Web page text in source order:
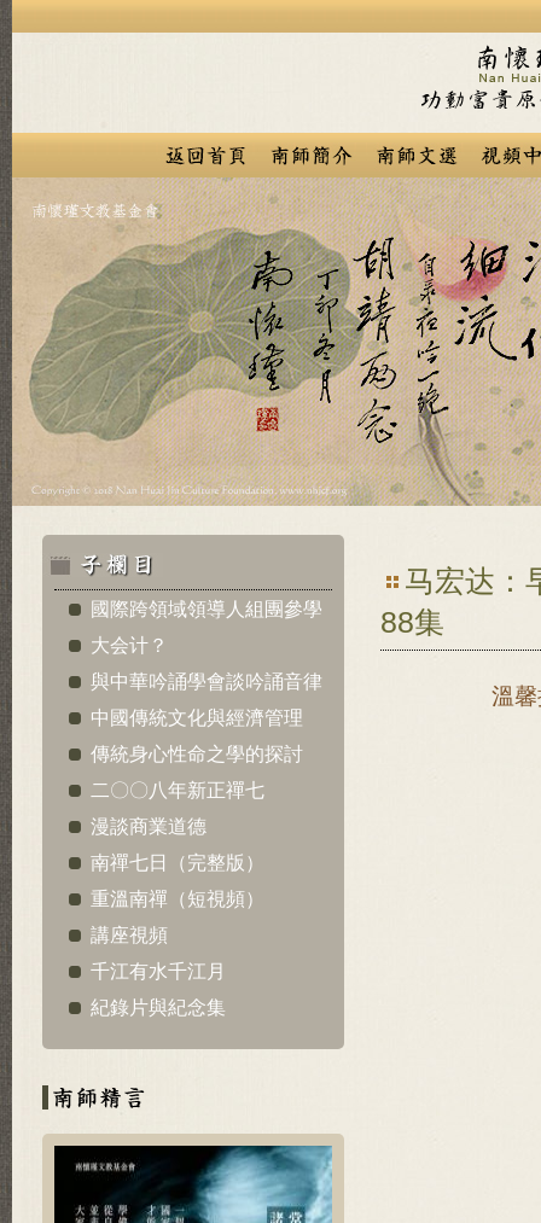
國際跨領域領導人組團參學
大会计？
與中華吟誦學會談吟誦音律
中國傳統文化與經濟管理
傳統身心性命之學的探討
二〇〇八年新正禪七
漫談商業道德
南禪七日（完整版）
重溫南禪（短視頻）
講座視頻
千江有水千江月
紀錄片與紀念集
马宏达：
88集
溫